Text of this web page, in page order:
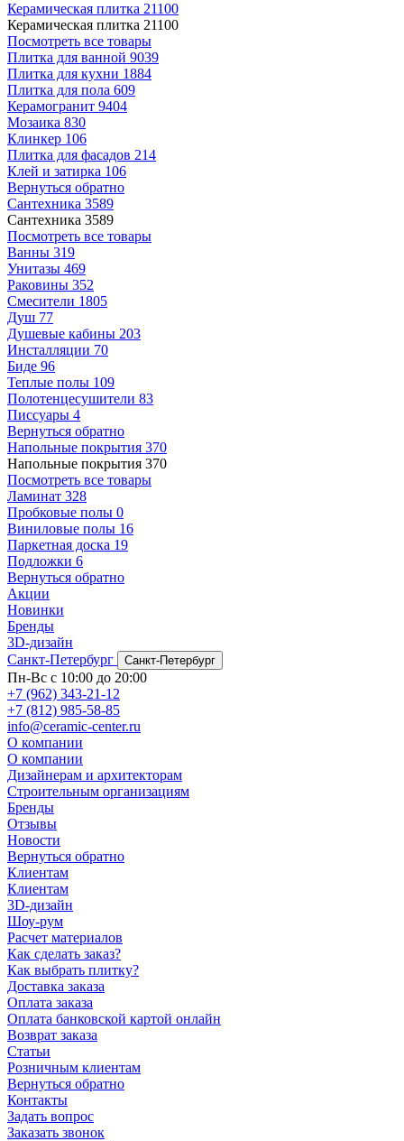
Керамическая плитка 21100
Керамическая плитка 21100
Посмотреть все товары
Плитка для ванной 9039
Плитка для кухни 1884
Плитка для пола 609
Керамогранит 9404
Мозаика 830
Клинкер 106
Плитка для фасадов 214
Клей и затирка 106
Вернуться обратно
Сантехника 3589
Сантехника 3589
Посмотреть все товары
Ванны 319
Унитазы 469
Раковины 352
Смесители 1805
Душ 77
Душевые кабины 203
Инсталляции 70
Биде 96
Теплые полы 109
Полотенцесушители 83
Писсуары 4
Вернуться обратно
Напольные покрытия 370
Напольные покрытия 370
Посмотреть все товары
Ламинат 328
Пробковые полы 0
Виниловые полы 16
Паркетная доска 19
Подложки 6
Вернуться обратно
Акции
Новинки
Бренды
3D-дизайн
Санкт-Петербург
Санкт-Петербург
Пн-Вс с 10:00 до 20:00
+7 (962) 343-21-12
+7 (812) 985-58-85
info@ceramic-center.ru
О компании
О компании
Дизайнерам и архитекторам
Строительным организациям
Бренды
Отзывы
Новости
Вернуться обратно
Клиентам
Клиентам
3D-дизайн
Шоу-рум
Расчет материалов
Как сделать заказ?
Как выбрать плитку?
Доставка заказа
Оплата заказа
Оплата банковской картой онлайн
Возврат заказа
Статьи
Розничным клиентам
Вернуться обратно
Контакты
Задать вопрос
Заказать звонок